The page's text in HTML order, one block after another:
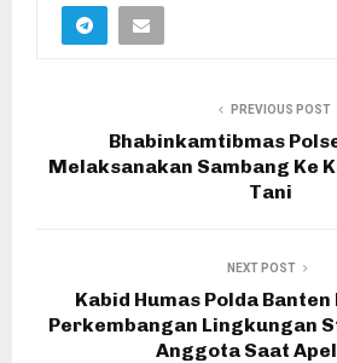
PREVIOUS POST
Bhabinkamtibmas
Melaksanakan Sambang Ke
Tani
NEXT POST
Kabid Humas Polda
Perkembangan Lingkungan
Anggota Saat